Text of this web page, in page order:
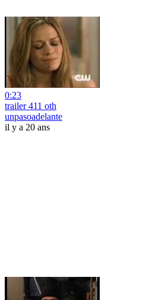
0:23
trailer 411 oth
unpasoadelante
il y a 20 ans